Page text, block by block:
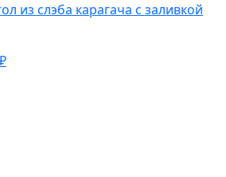
из слэба карагача с заливкой